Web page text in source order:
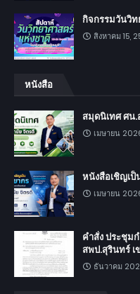
กิจกรรมวันวิ
สิงหาคม 15,
หนังสือ
สมุดนิเทศ ศน
เมษายน
หนังสือเชิญเป็
เมษายน
คำสั่ง ประชุม
สพป.สุรินทร์ เ
ธันวาคม